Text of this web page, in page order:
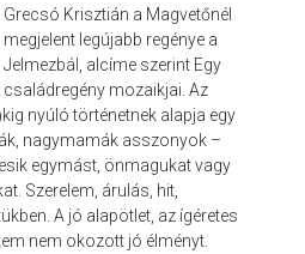
Grecsó Krisztián a Magvetőnél
megjelent legújabb regénye a
Jelmezbál, alcíme szerint Egy
családregény mozaikjai. Az
nyúló történetnek alapja egy
nagymamák asszonyok –
egymást, önmagukat vagy
Szerelem, árulás, hit,
A jó alapötlet, az ígéretes
nem okozott jó élményt.